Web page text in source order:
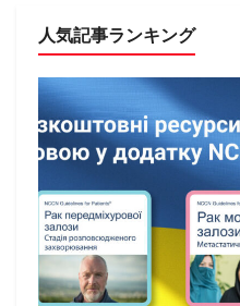
人気記事ランキング